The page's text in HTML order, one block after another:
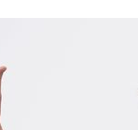
욕증시 혼조 마감 다우
기가 매우 어려워" 취임
의" 이란 외무부 대변인
달 충돌 흔적 포착
차기 끝 과달라하라 격파